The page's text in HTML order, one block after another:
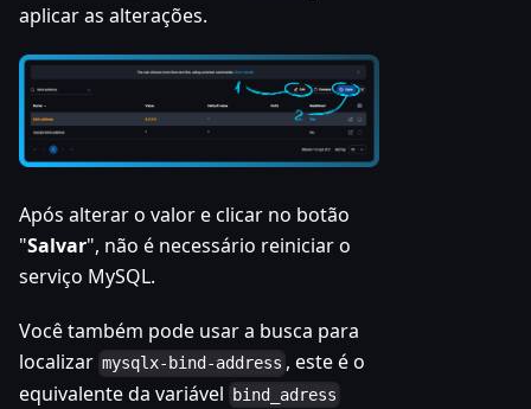
aplicar as alterações.
Após alterar o valor e clicar no botão
"Salvar", não é necessário reiniciar o
serviço MySQL.
Você também pode usar a busca para
localizar mysqlx-bind-address , este é o
equivalente da variável
bind_adress